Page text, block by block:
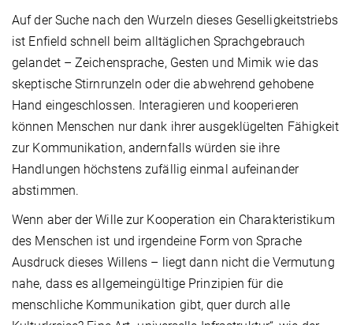
Auf der Suche nach den Wurzeln dieses Geselligkeitstriebs
ist Enfield schnell beim alltäglichen Sprachgebrauch
gelandet – Zeichensprache, Gesten und Mimik wie das
skeptische Stirnrunzeln oder die abwehrend gehobene
Hand eingeschlossen. Interagieren und kooperieren
können Menschen nur dank ihrer ausgeklügelten Fähigkeit
zur Kommunikation, andernfalls würden sie ihre
Handlungen höchstens zufällig einmal aufeinander
abstimmen.
Wenn aber der Wille zur Kooperation ein Charakteristikum
des Menschen ist und irgendeine Form von Sprache
Ausdruck dieses Willens – liegt dann nicht die Vermutung
nahe, dass es allgemeingültige Prinzipien für die
menschliche Kommunikation gibt, quer durch alle